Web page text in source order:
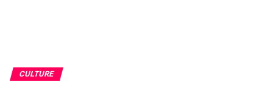
CULTURE